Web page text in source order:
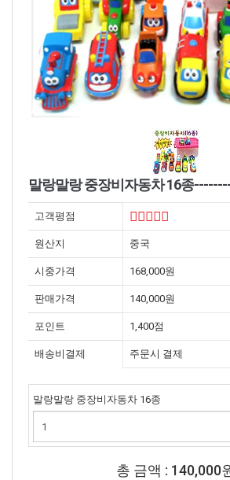
말랑말랑 중장비자동차 16종
고객평점
원산지 중국
시중가격 168,000원
판매가격 140,000원
포인트 1,400점
배송비결제 주문시 결제
말랑말랑 중장비자동차 16종
총 금액 : 140,000